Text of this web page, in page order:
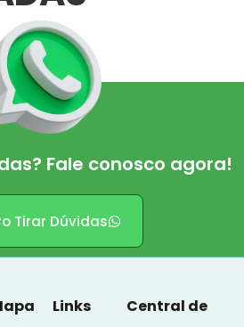
Fale conosco agora!
Tirar Dúvidas
Links Central de